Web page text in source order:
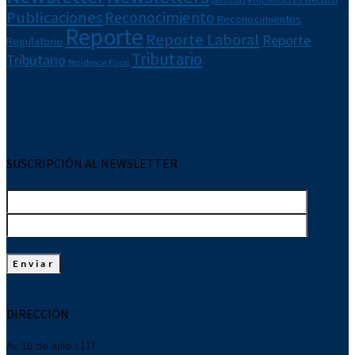
Publicaciones Reconocimiento Reconocimientos
Regulatorio Reporte Reporte Laboral Reporte
Tributario Residencia Fiscal Tributario
SUSCRIPCIÓN AL NEWSLETTER
DIRECCIÓN
Av. 18 de Julio 1117